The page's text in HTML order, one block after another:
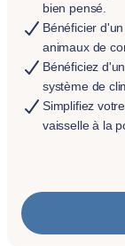
bien pensé.
Bénéficier
animaux de
Bénéficiez
système de
Simplifiez
vaisselle à la